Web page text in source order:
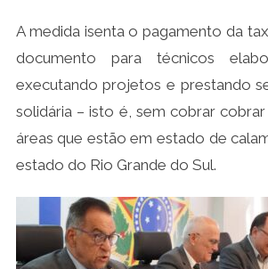
A medida isenta o pagamento da
documento para técnicos
executando projetos e prestando
solidária – isto é, sem cobrar
áreas que estão em estado de
estado do Rio Grande do Sul.